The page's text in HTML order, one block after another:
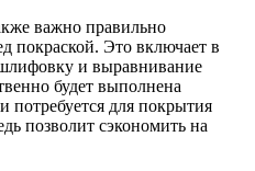
важно правильно
покраской. Это включает в
и выравнивание
будет выполнена
потребуется для покрытия
позволит сэкономить на